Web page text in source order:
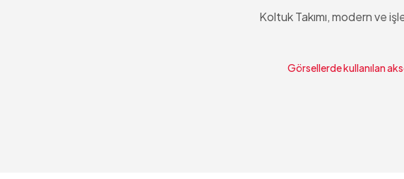
Koltuk Takımı, modern ve
Görsellerde kullanılan